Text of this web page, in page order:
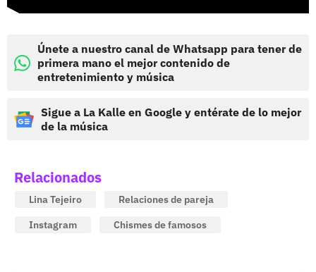
Únete a nuestro canal de Whatsapp para tener de
primera mano el mejor contenido de
entretenimiento y música
Sigue a La Kalle en Google y entérate de lo mejor
de la música
Relacionados
Lina Tejeiro
Relaciones de pareja
Instagram
Chismes de famosos